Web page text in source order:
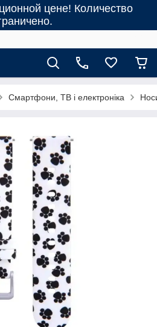
цене! Количество
Смартфони, ТВ і електроніка